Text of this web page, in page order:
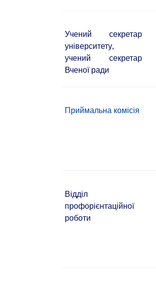
Учений секретар
університету,
учений секретар
Вченої ради
Приймальна комісія
Відділ
профорієнтаційної
роботи